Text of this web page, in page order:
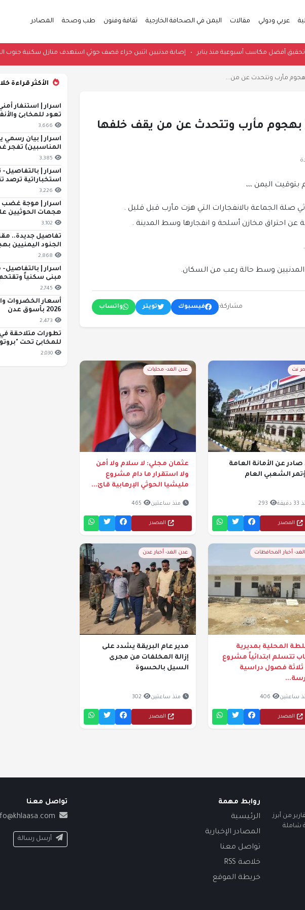
عربي ودولي مقالات اليمن في الصحافة الخارجية ثقافة وفنون طب وصحة المصادر
نحو تحقيق أفضل مكاسب أسبوعية منذ يناير•إصابة مدنيين اثنين جراء قصف حوثي استهدف منازل سكنية
بهجوم مأرب وتتحدث عن من...
بهجوم مأرب وتتحدث عن من يقف خلفها
صلة الجماعة بالانفجارات التي هزت مأرب قبل قليل .
عن احتراق مخازن أسلحة و انفجارها وسط المدينة .
وسط حالة رعب من السكان.
مشاركة: فيسبوك تويتر واتساب
نت
صادر عن الأمانة العامة
الشعبي العام
293
المصدر
عدن الغد- محليات
عثمان مجلي: لا سلام ولا أمن
ولا استقرار ما دام مشروع
مليشيا الحوثي الإرهابية قائ...
منذ ساعتين 465
المصدر
أخبار المحافظات
المحلية بمديرية
تتسلم ابتدائياً مشروع
ثلاثة فصول دراسية
ساعتين 406
المصدر
عدن الغد- أخبار عدن
مدير عام البريقة يشدد على
إزالة المخلفات من مجرى
السيل بالحسوة
منذ ساعتين 302
المصدر
الأكثر قراءة خلال 24
اسرار | استنفار
تعود للمخابئ
3,666
اسرار | بيان رسمي
المناسبين) تفجر
3,385
اسرار |
استخباراتية ترصد
3,226
اسرار | موجة غضب
هجمات الحوثيين
3,102
تفاصيل جديدة..
الجنود اليمنيين
2,868
اسرار |
مبنى سكنياً وتقتحم 22
2,745
2026 بأسوق عدن
2,473
تطورات متلاحقة
للمخابئ تحت
2,030
من أبرز
شاملة
روابط مهمة
الرئيسية
المصادر الإخبارية
تواصل معنا
خلاصة RSS
خريطة الموقع
تواصل معنا
أرسل رسالة